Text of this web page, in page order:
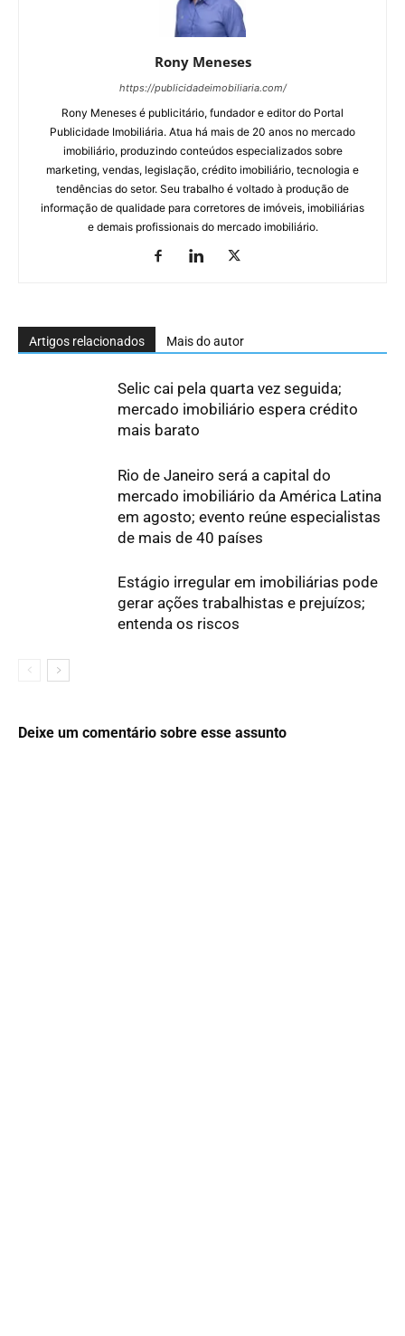
Rony Meneses
https://publicidadeimobiliaria.com/
Rony Meneses é publicitário, fundador e editor do Portal
Publicidade Imobiliária. Atua há mais de 20 anos no mercado
imobiliário, produzindo conteúdos especializados sobre
marketing, vendas, legislação, crédito imobiliário, tecnologia e
tendências do setor. Seu trabalho é voltado à produção de
informação de qualidade para corretores de imóveis, imobiliárias
e demais profissionais do mercado imobiliário.
Artigos relacionados Mais do autor
Selic cai pela quarta vez seguida;
mercado imobiliário espera crédito
mais barato
Rio de Janeiro será a capital do
mercado imobiliário da América Latina
em agosto; evento reúne especialistas
de mais de 40 países
Estágio irregular em imobiliárias pode
gerar ações trabalhistas e prejuízos;
entenda os riscos
Deixe um comentário sobre esse assunto